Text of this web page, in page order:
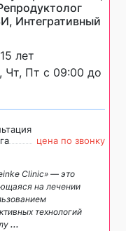
Интегративный
лет
Чт, Пт с 09:00 до
цена по звонку
Clinic» — это
на лечении
технологий
...